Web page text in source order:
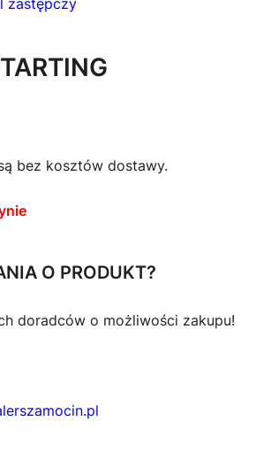
bez kosztów dostawy.
O PRODUKT?
doradców o możliwości zakupu!